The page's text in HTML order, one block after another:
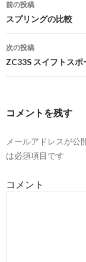
投
稿
ナ
ゲ
シ
ン
前の投稿
スプリングの比較
次の投稿
ZC33S スイフトスポ
コメントを残す
メールアドレスが公
は必須項目です
コメント